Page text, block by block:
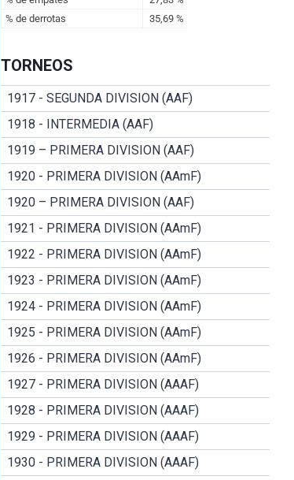
TORNEOS
1917 - SEGUNDA DIVISION (AAF)
1918 - INTERMEDIA (AAF)
1919 – PRIMERA DIVISION (AAF)
1920 - PRIMERA DIVISION (AAmF)
1920 – PRIMERA DIVISION (AAF)
1921 - PRIMERA DIVISION (AAmF)
1922 - PRIMERA DIVISION (AAmF)
1923 - PRIMERA DIVISION (AAmF)
1924 - PRIMERA DIVISION (AAmF)
1925 - PRIMERA DIVISION (AAmF)
1926 - PRIMERA DIVISION (AAmF)
1927 - PRIMERA DIVISION (AAAF)
1928 - PRIMERA DIVISION (AAAF)
1929 - PRIMERA DIVISION (AAAF)
1930 - PRIMERA DIVISION (AAAF)